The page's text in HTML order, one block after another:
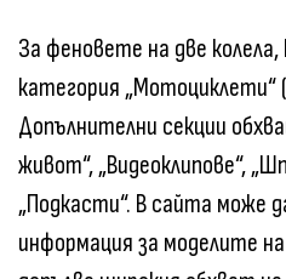
За феновете на две колела,
категория „Мотоциклети“
Допълнителни секции
живот“, „Видеоклипове“,
„Подкасти“. В сайта може
информация за моделите